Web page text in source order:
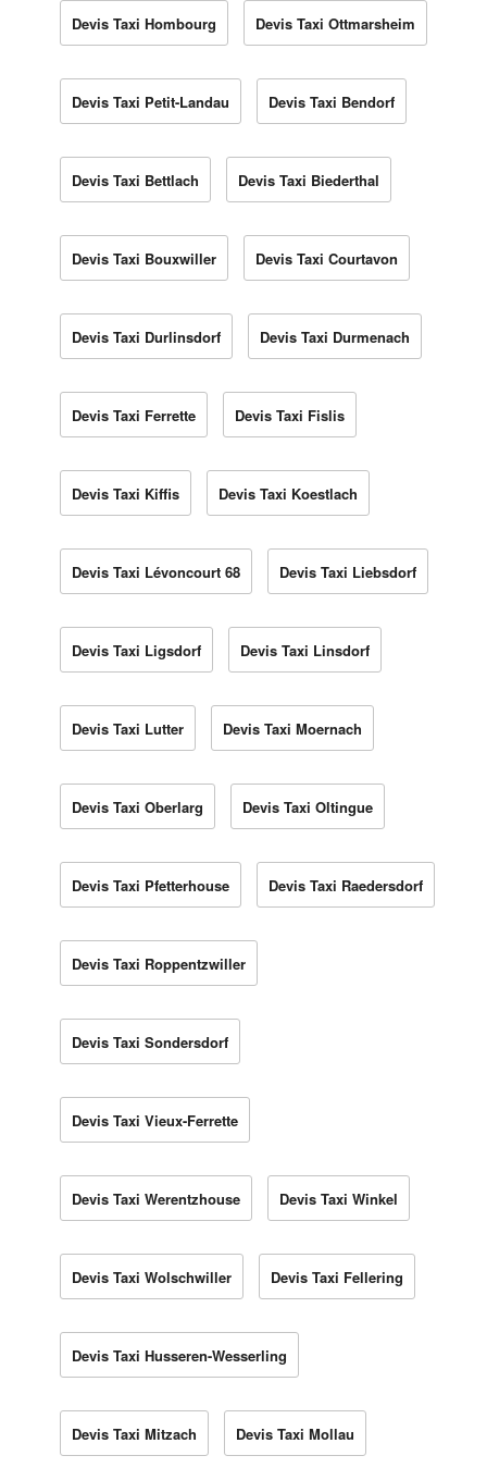
Devis Taxi Hombourg Devis Taxi Ottmarsheim
Devis Taxi Petit-Landau Devis Taxi Bendorf
Devis Taxi Bettlach Devis Taxi Biederthal
Devis Taxi Bouxwiller Devis Taxi Courtavon
Devis Taxi Durlinsdorf Devis Taxi Durmenach
Devis Taxi Ferrette Devis Taxi Fislis
Devis Taxi Kiffis Devis Taxi Koestlach
Devis Taxi Lévoncourt 68 Devis Taxi Liebsdorf
Devis Taxi Ligsdorf Devis Taxi Linsdorf
Devis Taxi Lutter Devis Taxi Moernach
Devis Taxi Oberlarg Devis Taxi Oltingue
Devis Taxi Pfetterhouse Devis Taxi Raedersdorf
Devis Taxi Roppentzwiller
Devis Taxi Sondersdorf
Devis Taxi Vieux-Ferrette
Devis Taxi Werentzhouse Devis Taxi Winkel
Devis Taxi Wolschwiller Devis Taxi Fellering
Devis Taxi Husseren-Wesserling
Devis Taxi Mitzach Devis Taxi Mollau